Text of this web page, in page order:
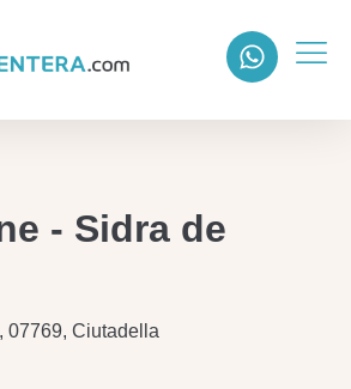
- Sidra de
07769, Ciutadella